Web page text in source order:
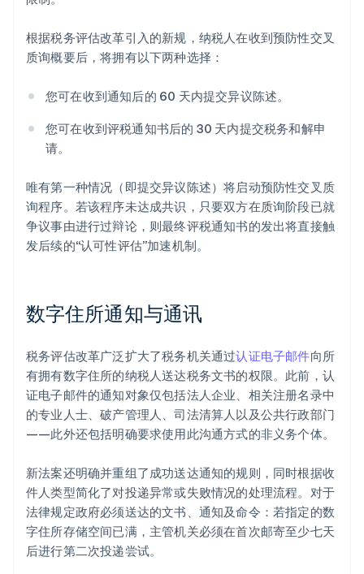
根据税务评估改革引入的新规，纳税人在收到预防性交叉
质询概要后，将拥有以下两种选择：
您可在收到通知后的 60 天内提交异议陈述。
您可在收到评税通知书后的 30 天内提交税务和解申
请。
唯有第一种情况（即提交异议陈述）将启动预防性交叉质
询程序。若该程序未达成共识，只要双方在质询阶段已就
争议事由进行过辩论，则最终评税通知书的发出将直接触
发后续的“认可性评估”加速机制。
数字住所通知与通讯
税务评估改革广泛扩大了税务机关通过认证电子邮件向所
有拥有数字住所的纳税人送达税务文书的权限。此前，认
证电子邮件的通知对象仅包括法人企业、相关注册名录中
的专业人士、破产管理人、司法清算人以及公共行政部门
——此外还包括明确要求使用此沟通方式的非义务个体。
新法案还明确并重组了成功送达通知的规则，同时根据收
件人类型简化了对投递异常或失败情况的处理流程。对于
法律规定政府必须送达的文书、通知及命令：若指定的数
字住所存储空间已满，主管机关必须在首次邮寄至少七天
后进行第二次投递尝试。